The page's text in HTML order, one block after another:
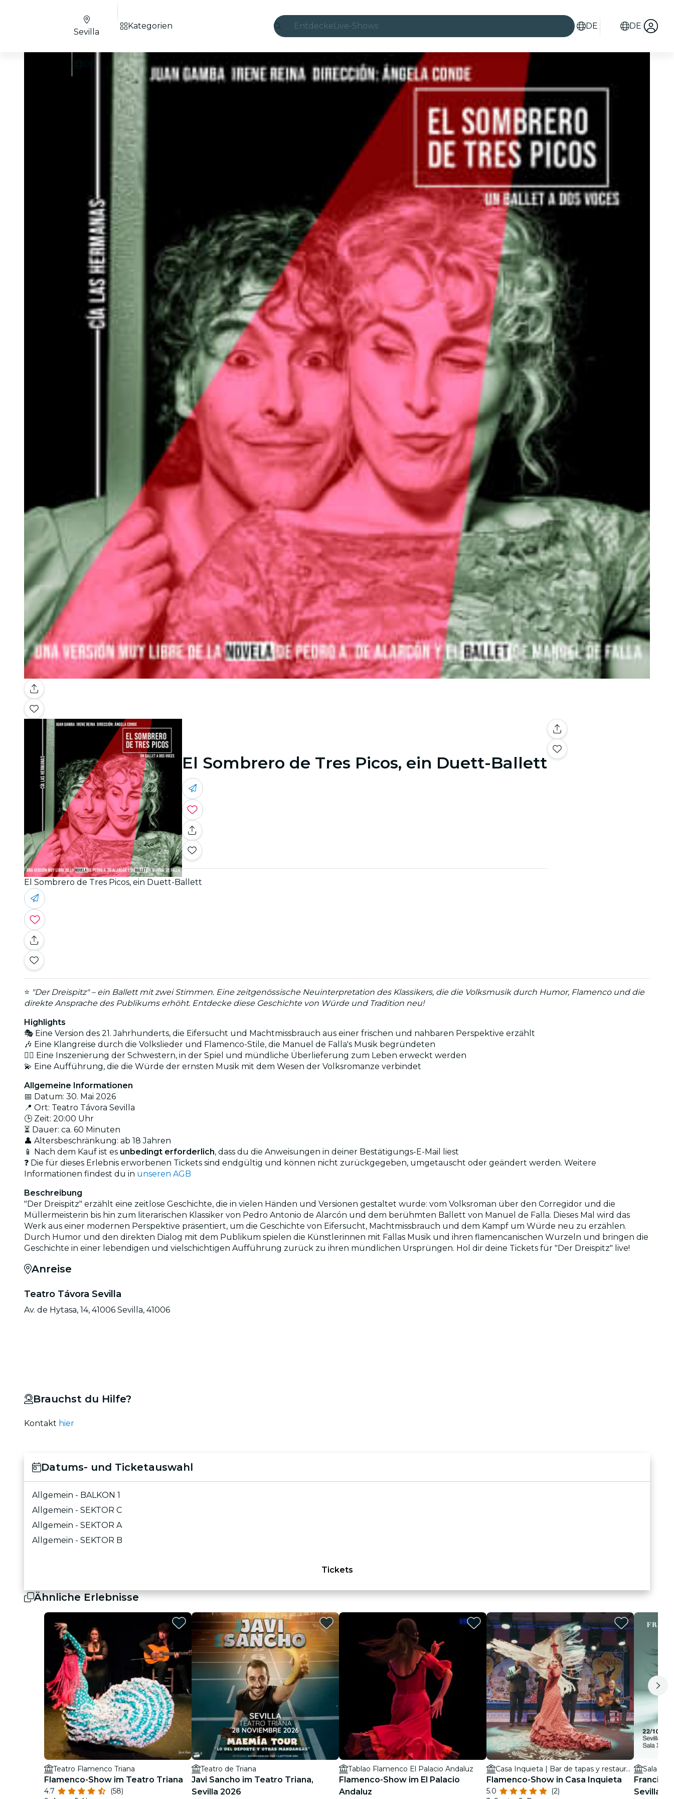
EntdeckeLive-Shows
Candlelight
Erlebnisse und Städte
São Paulo
Seoul
Konzerte
Restaurants
Kino
DE DE
Sevilla
DE
Kategorien
El Sombrero de Tres Picos, ein Duett-Ballett
El Sombrero de Tres Picos, ein Duett-Ballett
⭐ "Der Dreispitz" – ein Ballett mit zwei Stimmen. Eine zeitgenössische Neuinterpretation des Klassikers, die die Volksmusik durch Humor, Flamenco und die
direkte Ansprache des Publikums erhöht. Entdecke diese Geschichte von Würde und Tradition neu!
Highlights
🎭 Eine Version des 21. Jahrhunderts, die Eifersucht und Machtmissbrauch aus einer frischen und nahbaren Perspektive erzählt
🎶 Eine Klangreise durch die Volkslieder und Flamenco-Stile, die Manuel de Falla's Musik begründeten
👯‍♀️ Eine Inszenierung der Schwestern, in der Spiel und mündliche Überlieferung zum Leben erweckt werden
💫 Eine Aufführung, die die Würde der ernsten Musik mit dem Wesen der Volksromanze verbindet
Allgemeine Informationen
📅 Datum: 30. Mai 2026
📍 Ort: Teatro Távora Sevilla
🕒 Zeit: 20:00 Uhr
⏳ Dauer: ca. 60 Minuten
👤 Altersbeschränkung: ab 18 Jahren
📱 Nach dem Kauf ist es unbedingt erforderlich, dass du die Anweisungen in deiner Bestätigungs-E-Mail liest
❓ Die für dieses Erlebnis erworbenen Tickets sind endgültig und können nicht zurückgegeben, umgetauscht oder geändert werden. Weitere
Informationen findest du in unseren AGB
Beschreibung
"Der Dreispitz" erzählt eine zeitlose Geschichte, die in vielen Händen und Versionen gestaltet wurde: vom Volksroman über den Corregidor und die
Müllermeisterin bis hin zum literarischen Klassiker von Pedro Antonio de Alarcón und dem berühmten Ballett von Manuel de Falla. Dieses Mal wird das
Werk aus einer modernen Perspektive präsentiert, um die Geschichte von Eifersucht, Machtmissbrauch und dem Kampf um Würde neu zu erzählen.
Durch Humor und den direkten Dialog mit dem Publikum spielen die Künstlerinnen mit Fallas Musik und ihren flamencanischen Wurzeln und bringen die
Geschichte in einer lebendigen und vielschichtigen Aufführung zurück zu ihren mündlichen Ursprüngen. Hol dir deine Tickets für "Der Dreispitz" live!
Anreise
Teatro Távora Sevilla
Av. de Hytasa, 14, 41006 Sevilla, 41006
Brauchst du Hilfe?
Kontakt hier
Datums- und Ticketauswahl
Allgemein - BALKON 1
Allgemein - SEKTOR C
Allgemein - SEKTOR A
Allgemein - SEKTOR B
Tickets
Ähnliche Erlebnisse
Teatro Flamenco Triana
Flamenco-Show im Teatro Triana
4.7
(58)
Teatro de Triana
Javi Sancho im Teatro Triana,
Sevilla 2026
Tablao Flamenco El Palacio Andaluz
Flamenco-Show im El Palacio
Andaluz
Casa Inquieta | Bar de tapas y restaurante en Sevilla
Flamenco-Show in Casa Inquieta
5.0
(2)
Sala X
Sevilla